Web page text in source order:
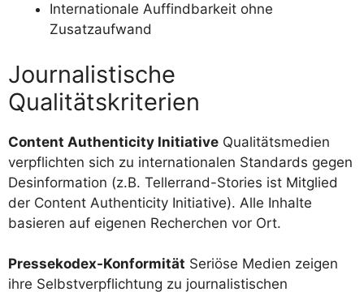
Internationale Auffindbarkeit ohne
Zusatzaufwand
Journalistische
Qualitätskriterien
Content Authenticity Initiative Qualitätsmedien
verpflichten sich zu internationalen Standards gegen
Desinformation (z.B. Tellerrand-Stories ist Mitglied
der Content Authenticity Initiative). Alle Inhalte
basieren auf eigenen Recherchen vor Ort.
Pressekodex-Konformität Seriöse Medien zeigen
ihre Selbstverpflichtung zu journalistischen